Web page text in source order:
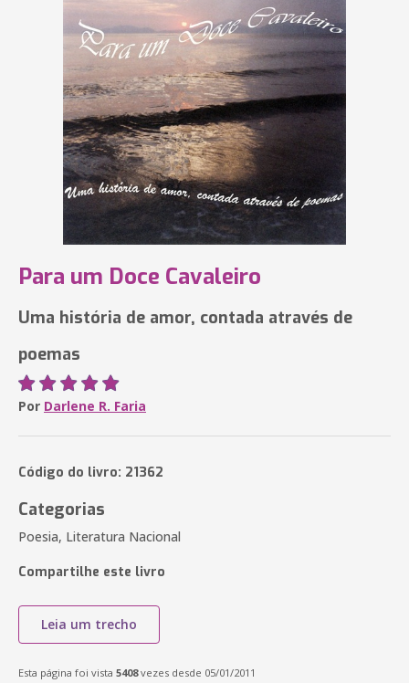
Para um Doce Cavaleiro
Uma história de amor, contada através de
poemas
Por Darlene R. Faria
Código do livro: 21362
Categorias
Poesia, Literatura Nacional
Compartilhe este livro
Leia um trecho
Esta página foi vista 5408vezes desde 05/01/2011